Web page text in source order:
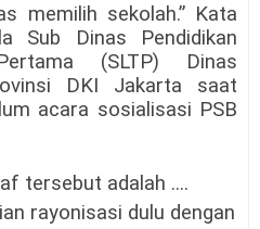
memilih sekolah.” Kata
Sub Dinas Pendidikan
(SLTP) Dinas
DKI Jakarta saat
acara sosialisasi PSB
adalah ....
rayonisasi dulu dengan